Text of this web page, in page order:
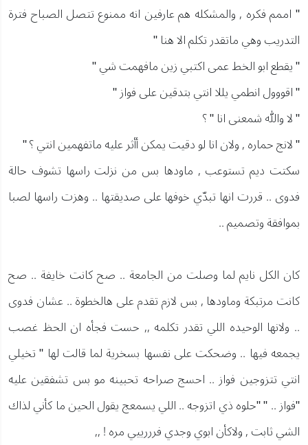
" اممم فكره , والمشكله هم عارفين انه ممنوع تتصل الصباح فترة
التدريب وهي ماتقدر تكلم الا هنا "
" يقطع ابو الخط عمى اكتبي زين مافهمت شي "
" اقووول انطمي يللا انتي بتدقين على فواز "
" لا والله شمعنى انا " ؟
" لانج حماره , ولان انا لو دقيت يمكن أأثر عليه ماتفهمين انتي ؟ "
سكتت ديم تستوعب , ماودها بس من نزلت راسها تشوف حالة
فدوى .. قررت انها تبدّي خوفها على صديقتها .. وهزت راسها لصبا
بموافقة وتصميم ..
كان الكل نايم لما وصلت من الجامعة .. صح كانت خايفة .. صح
كانت مرتبكة وماودها , بس لازم تقدم على هالخطوة .. عشان فدوى
.. ولانها الوحيده اللي تقدر تكلمه ,, حست فجأه ان الحظ غصب
يجمعه فيها .. وضحكت على نفسها بسخرية لما قالت لها " تخيلي
انتي تتزوجين فواز .. احسج صراحه تحبينه مو بس تشفقين عليه
"فواز .. " "حلوه ذي اتزوجه .. اللي يسمعج يقول الحين ما كأني لذاك
الشي ثابت , ولاكأن ابوي وجدي فرررييي مره ! ,,